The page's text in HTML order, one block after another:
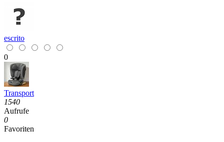
escrito
0
Transport
1540
Aufrufe
0
Favoriten